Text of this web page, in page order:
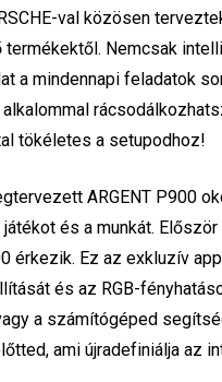
val közösen
Nemcsak
a mindennapi feladatok
tökéletes a setupodhoz!
ARGENT P900
és a munkát.
érkezik. Ez az exkluzív
és az RGB-
a számítógéped
ami újradefiniálja az